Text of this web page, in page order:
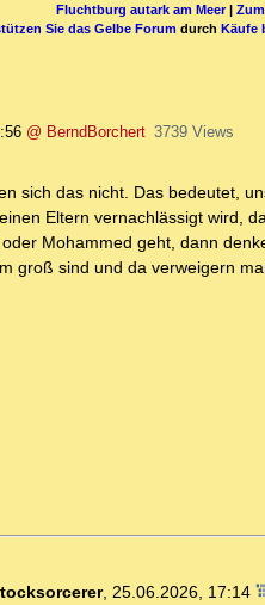
Fluchtburg autark am Meer|
Sie das Gelbe Forum durch Käufe
@ BerndBorchert 3739 Views
sich das nicht. Das bedeutet,
Eltern vernachlässigt wird,
Mohammed geht, dann
groß sind und da verweigern
, 25.06.2026, 17:14